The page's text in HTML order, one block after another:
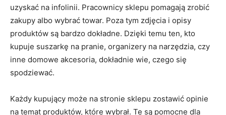
uzyskać na infolinii. Pracownicy sklepu pomagają zrobić
zakupy albo wybrać towar. Poza tym zdjęcia i opisy
produktów są bardzo dokładne. Dzięki temu ten, kto
kupuje suszarkę na pranie, organizery na narzędzia, czy
inne domowe akcesoria, dokładnie wie, czego się
spodziewać.
Każdy kupujący może na stronie sklepu zostawić opinie
na temat produktów, które wybrał. Te są pomocne dla